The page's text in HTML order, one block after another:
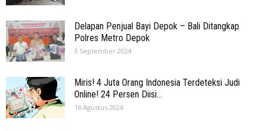
Delapan Penjual Bayi Depok – Bali Ditangkap
Polres Metro Depok
3 September 2024
Miris! 4 Juta Orang Indonesia Terdeteksi Judi
Online! 24 Persen Diisi...
16 Agustus 2024